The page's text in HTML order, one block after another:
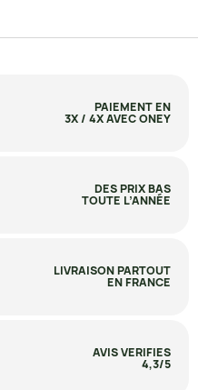
PAIEMENT EN
3X / 4X AVEC ONEY
DES PRIX BAS
TOUTE L’ANNÉE
LIVRAISON PARTOUT
EN FRANCE
AVIS VERIFIES
4,3/5